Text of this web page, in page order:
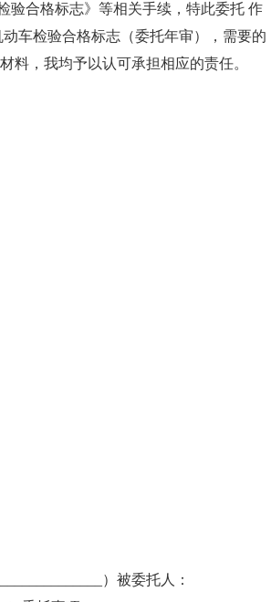
验合格标志》等相关手续，特此委托 作
车检验合格标志（委托年审），需要的
料，我均予以认可承担相应的责任。
）被委托人：